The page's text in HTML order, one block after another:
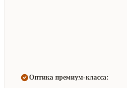
Оптика премиум-класса: